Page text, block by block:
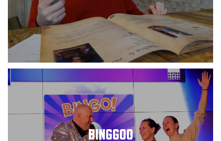
BINGGOO